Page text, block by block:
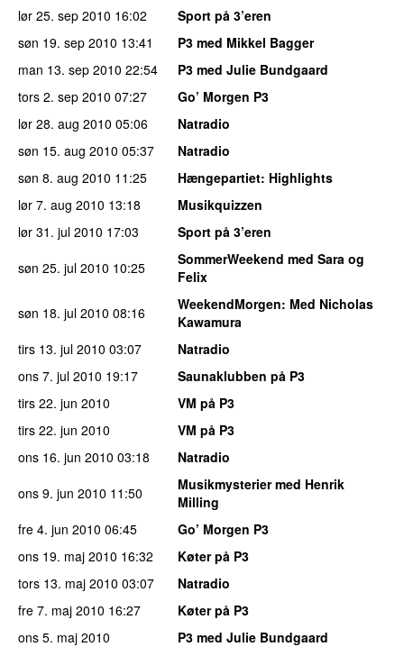
lør 25. sep 2010 16:02
Sport på 3’eren
søn 19. sep 2010 13:41
P3 med Mikkel Bagger
man 13. sep 2010 22:54
P3 med Julie Bundgaard
tors 2. sep 2010 07:27
Go’ Morgen P3
lør 28. aug 2010 05:06
Natradio
søn 15. aug 2010 05:37
Natradio
søn 8. aug 2010 11:25 Hængepartiet: Highlights
lør 7. aug 2010 13:18
Musikquizzen
lør 31. jul 2010 17:03
Sport på 3’eren
søn 25. jul 2010 10:25
SommerWeekend med Sara og
Felix
søn 18. jul 2010 08:16 WeekendMorgen: Med Nicholas
Kawamura
tirs 13. jul 2010 03:07
Natradio
ons 7. jul 2010 19:17
Saunaklubben på P3
tirs 22. jun 2010
VM på P3
tirs 22. jun 2010
VM på P3
ons 16. jun 2010 03:18
Natradio
ons 9. jun 2010 11:50
Musikmysterier med Henrik
Milling
fre 4. jun 2010 06:45
Go’ Morgen P3
ons 19. maj 2010 16:32
Køter på P3
tors 13. maj 2010 03:07
Natradio
fre 7. maj 2010 16:27
Køter på P3
ons 5. maj 2010
P3 med Julie Bundgaard